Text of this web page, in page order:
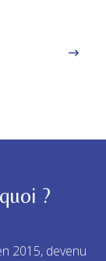
?
2015, devenu